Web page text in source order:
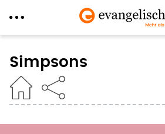
zum
Inhalt
Simpsons